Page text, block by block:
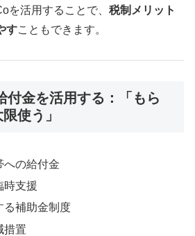
を活用することで、 税制メリット
すこともできます。
金を活用する：「もら
使う」
への給付金
時支援
る補助金制度
措置